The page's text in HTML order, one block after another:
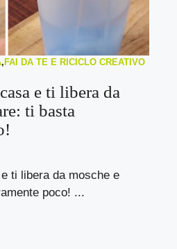
, FAI DA TE E RICICLO CREATIVO
e ti libera da
ti basta
ti libera da mosche e
poco! ...